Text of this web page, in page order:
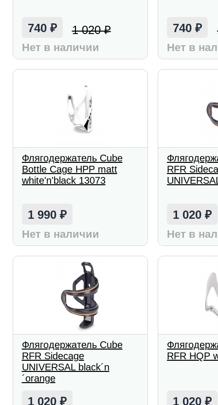
740 ₽ 1 020₽
Нет в наличии
740₽
Нет в
Флягодержатель Cube
Bottle Cage HPP matt
white'n'black 13073
1 990 ₽
Нет в наличии
RFR
1 020₽
Нет в
Флягодержатель Cube
RFR Sidecage
UNIVERSAL black´n
´orange
1 020 ₽
RFR HQP
1 020₽